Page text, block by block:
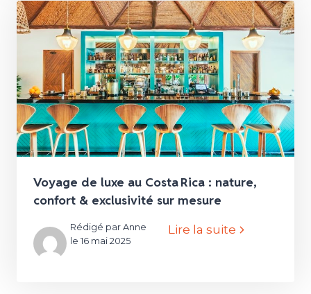
Voyage de luxe au Costa Rica : nature,
confort & exclusivité sur mesure
Rédigé par Anne
le 16 mai 2025
Lire la suite